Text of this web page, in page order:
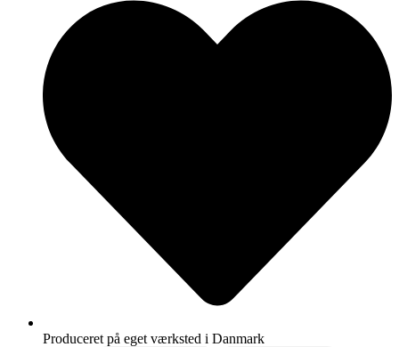
Produceret på eget værksted i Danmark